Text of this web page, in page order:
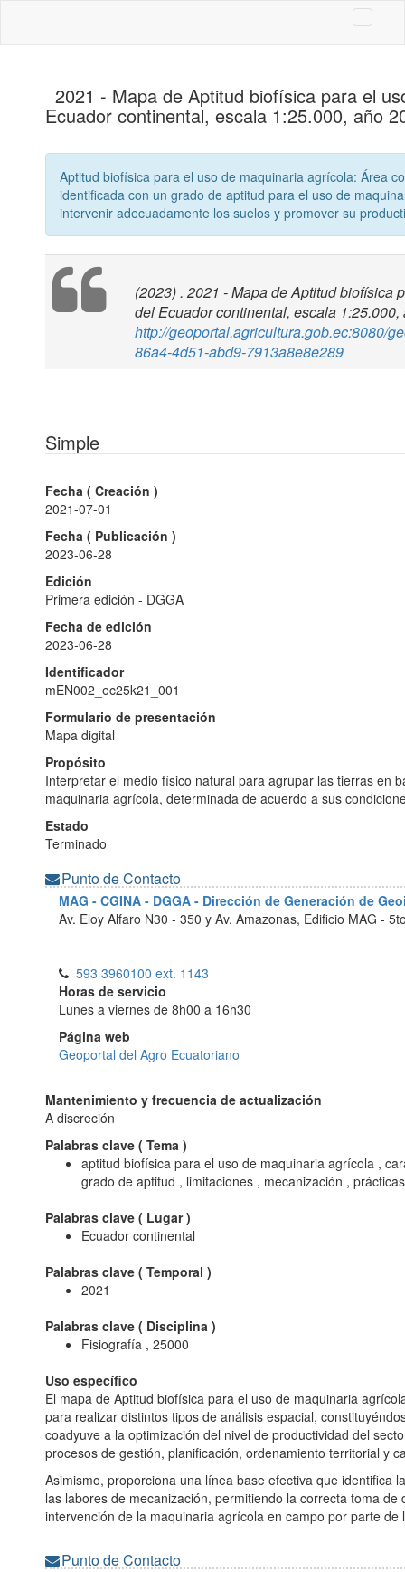
2021 - Mapa de Aptitud biofísica para el
Ecuador continental, escala 1:25.000, año
Aptitud biofísica para el uso de maquinaria agrícola: Área
identificada con un grado de aptitud para el uso de
intervenir adecuadamente los suelos y promover su
(2023) . 2021 - Mapa de Aptitud biofísica
del Ecuador continental, escala 1:25.000,
http://geoportal.agricultura.gob.ec:8080/
86a4-4d51-abd9-7913a8e8e289
Simple
Fecha ( Creación )
2021-07-01
Fecha ( Publicación )
2023-06-28
Edición
Primera edición - DGGA
Fecha de edición
2023-06-28
Identificador
mEN002_ec25k21_001
Formulario de presentación
Mapa digital
Propósito
Interpretar el medio físico natural para agrupar las tierras en
maquinaria agrícola, determinada de acuerdo a sus
Estado
Terminado
Punto de Contacto
MAG - CGINA - DGGA - Dirección de Generación de
Av. Eloy Alfaro N30 - 350 y Av. Amazonas, Edificio MAG -
593 3960100 ext. 1143
Horas de servicio
Lunes a viernes de 8h00 a 16h30
Página web
Geoportal del Agro Ecuatoriano
Mantenimiento y frecuencia de actualización
A discreción
Palabras clave ( Tema )
aptitud biofísica para el uso de maquinaria agrícola ,
grado de aptitud , limitaciones , mecanización ,
Palabras clave ( Lugar)
Ecuador continental
Palabras clave ( Temporal )
2021
Palabras clave ( Disciplina )
Fisiografía , 25000
Uso específico
El mapa de Aptitud biofísica para el uso de maquinaria
para realizar distintos tipos de análisis espacial,
coadyuve a la optimización del nivel de productividad del
procesos de gestión, planificación, ordenamiento territorial y
Asimismo, proporciona una línea base efectiva que identifica
las labores de mecanización, permitiendo la correcta toma
intervención de la maquinaria agrícola en campo por parte
Punto de Contacto